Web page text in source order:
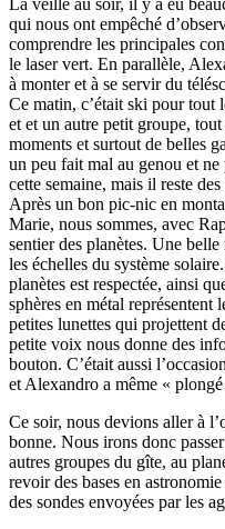
La veille au soir, il y a eu
qui nous ont empêché
comprendre les principales
le laser vert. En parallèle,
à monter et à se servir du
Ce matin, c’était ski pour tout
et et un autre petit groupe,
moments et surtout de belles
un peu fait mal au genou et
cette semaine, mais il reste
Après un bon pic-nic en
Marie, nous sommes, avec
sentier des planètes. Une
les échelles du système
planètes est respectée, ainsi
sphères en métal représentent
petites lunettes qui projettent
petite voix nous donne des
bouton. C’était aussi
et Alexandro a même «
Ce soir, nous devions aller à
bonne. Nous irons donc
autres groupes du gîte, au
revoir des bases en
des sondes envoyées par les